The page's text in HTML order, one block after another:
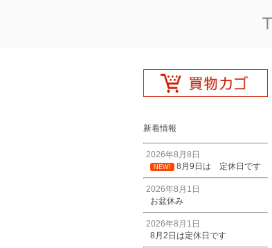
新着情報
2026年8月8日
NEW! 8月9日は 定休日です
2026年8月1日
お盆休み
2026年8月1日
8月2日は定休日です